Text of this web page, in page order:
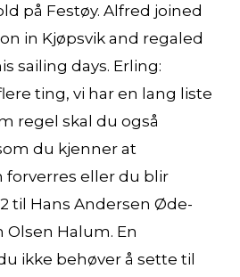
på Festøy. Alfred joined
in Kjøpsvik and regaled
sailing days. Erling:
ting, vi har en lang liste
regel skal du også
du kjenner at
eller du blir
til Hans Andersen Øde-
Halum. En
ikke behøver å sette til